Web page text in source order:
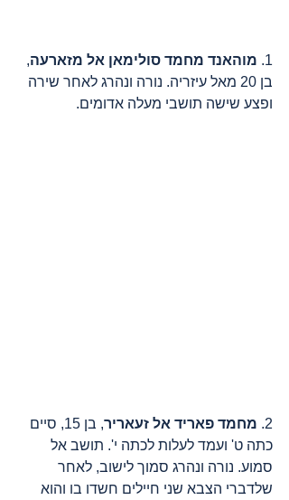
1. מוהאנד מחמד סולימאן אל מזארעה,
בן 20 מאל עיזריה. נורה ונהרג לאחר שירה
ופצע שישה תושבי מעלה אדומים.
2. מחמד פאריד אל זעאריר
, בן 15, סיים
כתה ט' ועמד לעלות לכתה י'. תושב אל
סמוע. נורה ונהרג סמוך לישוב, לאחר
שלדברי הצבא שני חיילים חשדו בו והוא